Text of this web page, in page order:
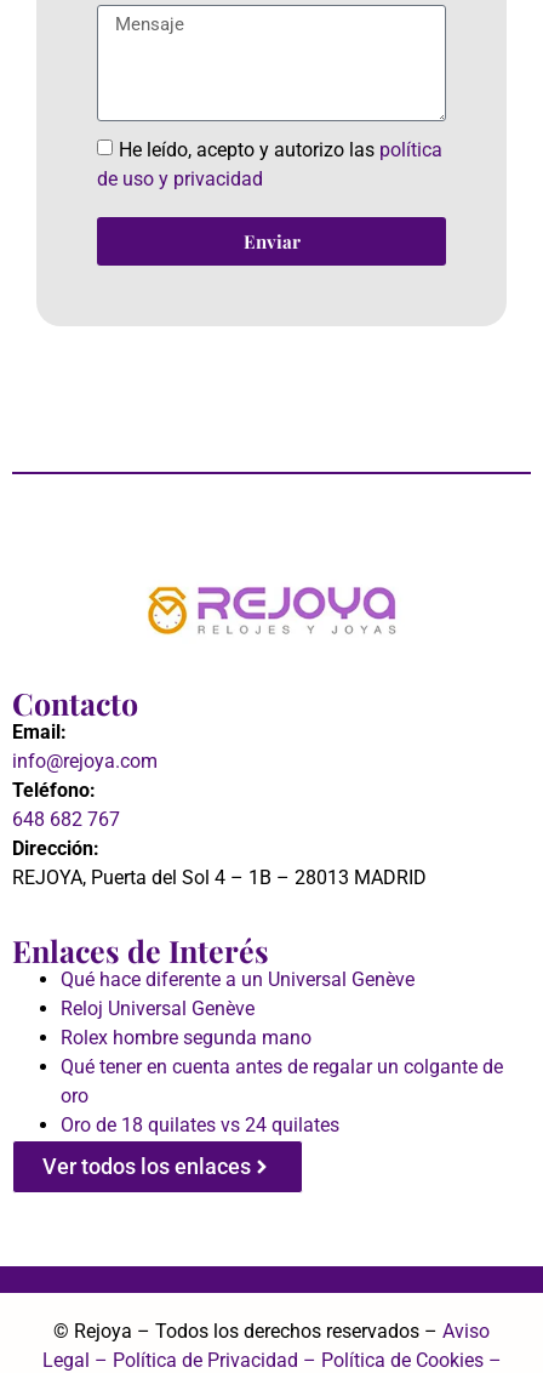
He leído, acepto y autorizo las política
de uso y privacidad
Enviar
Contacto
Email:
info@rejoya.com
Teléfono:
648 682 767
Dirección:
REJOYA, Puerta del Sol 4 – 1B – 28013 MADRID
Enlaces de Interés
Qué hace diferente a un Universal Genève
Reloj Universal Genève
Rolex hombre segunda mano
Qué tener en cuenta antes de regalar un colgante de
oro
Oro de 18 quilates vs 24 quilates
Ver todos los enlaces
© Rejoya – Todos los derechos reservados – Aviso
Legal – Política de Privacidad – Política de Cookies–